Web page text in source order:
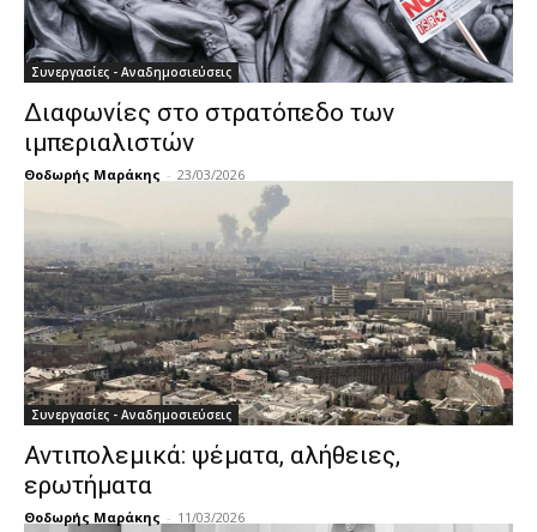
Συνεργασίες - Αναδημοσιεύσεις
Διαφωνίες στο στρατόπεδο των
ιμπεριαλιστών
Θοδωρής Μαράκης - 23/03/2026
Συνεργασίες - Αναδημοσιεύσεις
Αντιπολεμικά: ψέματα, αλήθειες,
ερωτήματα
Θοδωρής Μαράκης - 11/03/2026